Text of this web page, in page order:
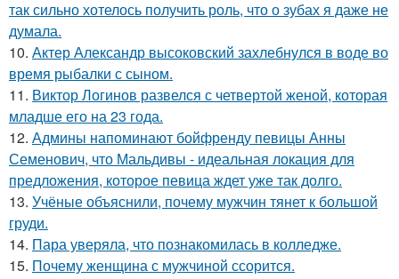
так сильно хотелось получить роль, что о зубах я даже не
думала.
10. Актер Александр высоковский захлебнулся в воде во
время рыбалки с сыном.
11. Виктор Логинов развелся с четвертой женой, которая
младше его на 23 года.
12. Админы напоминают бойфренду певицы Анны
Семенович, что Мальдивы - идеальная локация для
предложения, которое певица ждет уже так долго.
13. Учёные объяснили, почему мужчин тянет к большой
груди.
14. Пара уверяла, что познакомилась в колледже.
15. Почему женщина с мужчиной ссорится.